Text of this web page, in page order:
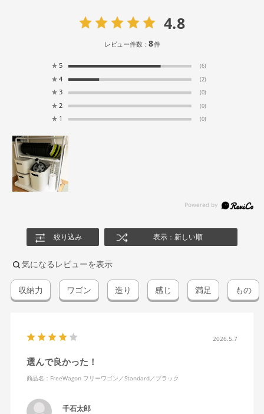
4.8
レビュー件数：8件
★ 5 (6)
★ 4 (2)
★ 3 (0)
★ 2 (0)
★ 1 (0)
絞り込み 表示：新しい順
気になるレビューを表示
収納力 ワゴン 造り 感じ 満足 もの
2026.5.7
選んで良かった！
商品名：FreeWagon フリーワゴン／Standard／ブラック
千石太郎